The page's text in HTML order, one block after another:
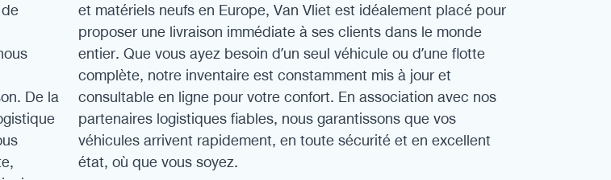
De la
et matériels neufs en Europe, Van Vliet est idéalement placé pour
proposer une livraison immédiate à ses clients dans le monde
entier. Que vous ayez besoin d’un seul véhicule ou d’une flotte
complète, notre inventaire est constamment mis à jour et
consultable en ligne pour votre confort. En association avec nos
partenaires logistiques fiables, nous garantissons que vos
véhicules arrivent rapidement, en toute sécurité et en excellent
état, où que vous soyez.